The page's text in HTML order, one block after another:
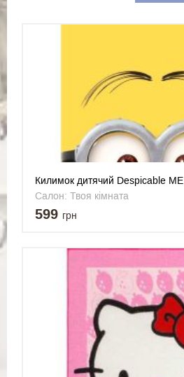
Килимок дитячий Despicable ME
Салон: Твоя кімната
599 грн